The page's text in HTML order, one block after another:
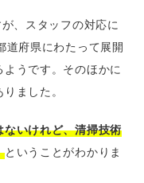
、スタッフの対応に
道府県にわたって展開
うです。そのほかに
ました。
ないけれど、清掃技術
ということがわかりま